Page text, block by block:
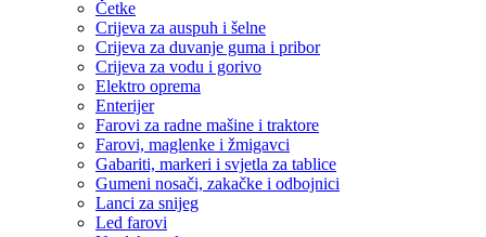
Četke
Crijeva za auspuh i šelne
Crijeva za duvanje guma i pribor
Crijeva za vodu i gorivo
Elektro oprema
Enterijer
Farovi za radne mašine i traktore
Farovi, maglenke i žmigavci
Gabariti, markeri i svjetla za tablice
Gumeni nosači, zakačke i odbojnici
Lanci za snijeg
Led farovi